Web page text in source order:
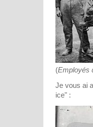
(Employés
Je vous ai
ice" :